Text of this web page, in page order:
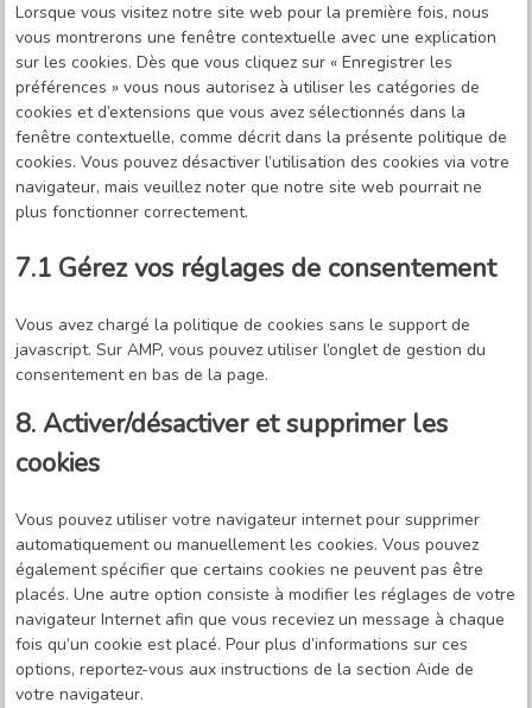
Lorsque vous visitez notre site web pour la première fois, nous
vous montrerons une fenêtre contextuelle avec une explication
sur les cookies. Dès que vous cliquez sur « Enregistrer les
préférences » vous nous autorisez à utiliser les catégories de
cookies et d’extensions que vous avez sélectionnés dans la
fenêtre contextuelle, comme décrit dans la présente politique de
cookies. Vous pouvez désactiver l’utilisation des cookies via votre
navigateur, mais veuillez noter que notre site web pourrait ne
plus fonctionner correctement.
7.1 Gérez vos réglages de consentement
Vous avez chargé la politique de cookies sans le support de
javascript. Sur AMP, vous pouvez utiliser l’onglet de gestion du
consentement en bas de la page.
8. Activer/désactiver et supprimer les
cookies
Vous pouvez utiliser votre navigateur internet pour supprimer
automatiquement ou manuellement les cookies. Vous pouvez
également spécifier que certains cookies ne peuvent pas être
placés. Une autre option consiste à modifier les réglages de votre
navigateur Internet afin que vous receviez un message à chaque
fois qu’un cookie est placé. Pour plus d’informations sur ces
options, reportez-vous aux instructions de la section Aide de
votre navigateur.